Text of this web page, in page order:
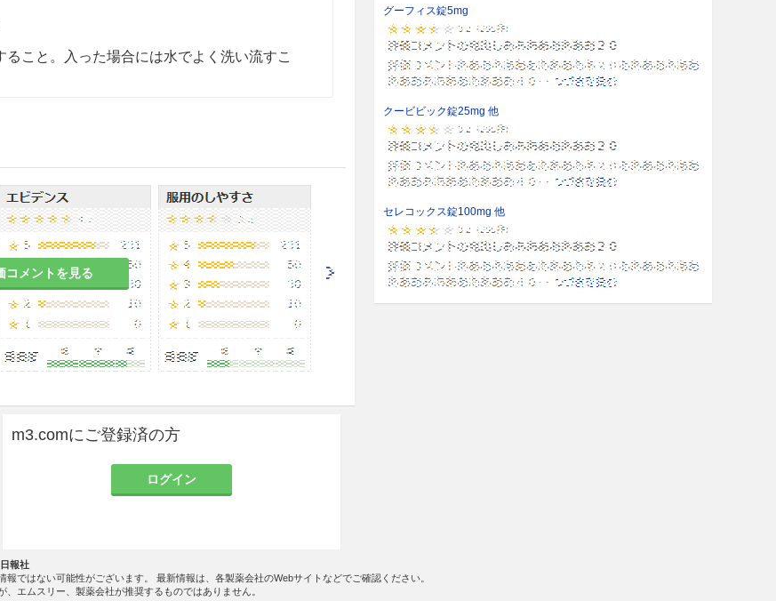
こと。入った場合には水でよく洗い流すこ
には、脱脂等による皮膚荒れを起こすことが
ク質を凝固させ、内部にまで浸透しないこと
医療機器等に用いる場合には、十分に洗い落
、光学器具、鏡器具、塗装カテーテル等に
ような器具は長時間浸漬しないこと。
は本剤を乾燥させ、アルコール蒸気の拡散を
PEIT）使用例で、注入時の疼痛、酩酊感、
な胆道・腹腔内等での出血、肝梗塞、肝不全
コメントを見る
m3.comにご登録済の方
ログイン
グーフィス錠5mg
クービビック錠25mg 他
セレコックス錠100mg 他
報社
ではない可能性がございます。 最新情報は、各製薬会社のWebサイトなどでご確認ください。
エムスリー、製薬会社が推奨するものではありません。